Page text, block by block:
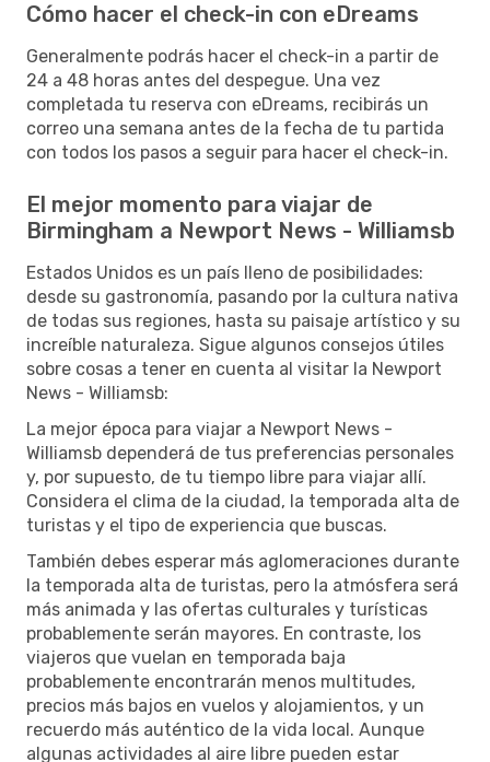
Cómo hacer el check-in con eDreams
Generalmente podrás hacer el check-in a partir de
24 a 48 horas antes del despegue. Una vez
completada tu reserva con eDreams, recibirás un
correo una semana antes de la fecha de tu partida
con todos los pasos a seguir para hacer el check-in.
El mejor momento para viajar de
Birmingham a Newport News - Williamsb
Estados Unidos es un país lleno de posibilidades:
desde su gastronomía, pasando por la cultura nativa
de todas sus regiones, hasta su paisaje artístico y su
increíble naturaleza. Sigue algunos consejos útiles
sobre cosas a tener en cuenta al visitar la Newport
News - Williamsb:
La mejor época para viajar a Newport News -
Williamsb dependerá de tus preferencias personales
y, por supuesto, de tu tiempo libre para viajar allí.
Considera el clima de la ciudad, la temporada alta de
turistas y el tipo de experiencia que buscas.
También debes esperar más aglomeraciones durante
la temporada alta de turistas, pero la atmósfera será
más animada y las ofertas culturales y turísticas
probablemente serán mayores. En contraste, los
viajeros que vuelan en temporada baja
probablemente encontrarán menos multitudes,
precios más bajos en vuelos y alojamientos, y un
recuerdo más auténtico de la vida local. Aunque
algunas actividades al aire libre pueden estar